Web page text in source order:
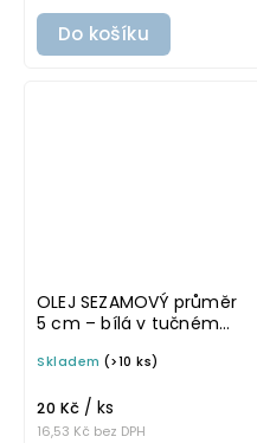
Do košíku
OLEJ SEZAMOVÝ průměr
5 cm – bílá v tučném
samolepka na
Skladem (>10 ks)
16,53 Kč bez DPH
20 Kč / ks